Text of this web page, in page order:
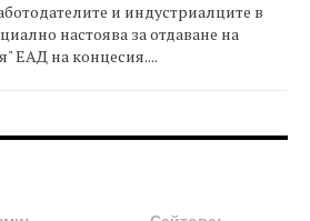
и индустриалците в
настоява за отдаване на
ЕАД на концесия....